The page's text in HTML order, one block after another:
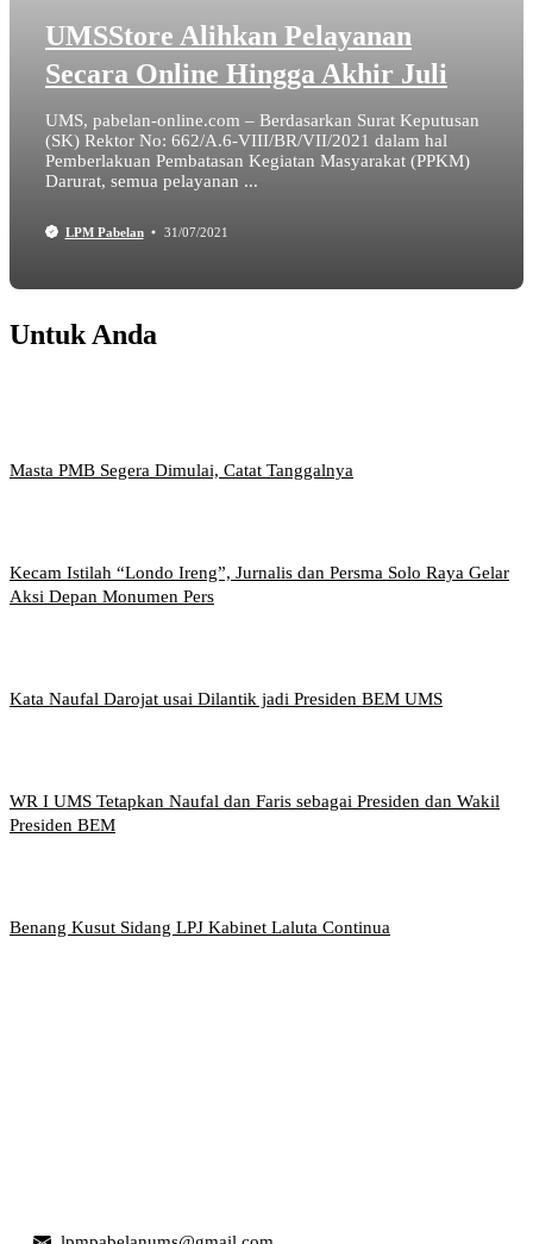
UMSStore Alihkan Pelayanan
Secara Online Hingga Akhir Juli
UMS, pabelan-online.com – Berdasarkan Surat Keputusan
(SK) Rektor No: 662/A.6-VIII/BR/VII/2021 dalam hal
Pemberlakuan Pembatasan Kegiatan Masyarakat (PPKM)
Darurat, semua pelayanan ...
LPM Pabelan 31/07/2021
Untuk Anda
Masta PMB Segera Dimulai, Catat Tanggalnya
Kecam Istilah “Londo Ireng”, Jurnalis dan Persma Solo Raya Gelar
Aksi Depan Monumen Pers
Kata Naufal Darojat usai Dilantik jadi Presiden BEM UMS
WR I UMS Tetapkan Naufal dan Faris sebagai Presiden dan Wakil
Presiden BEM
Benang Kusut Sidang LPJ Kabinet Laluta Continua